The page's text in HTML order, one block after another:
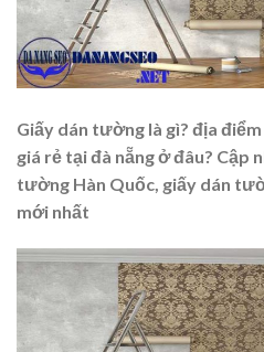
Giấy dán tường là gì? địa
giá rẻ tại đà nẵng ở đâu? Cập
tường Hàn Quốc, giấy dán
mới nhất